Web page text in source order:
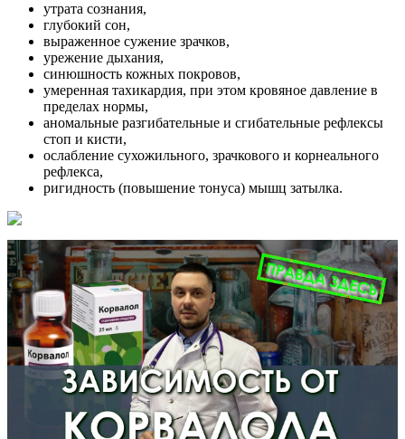
утрата сознания,
глубокий сон,
выраженное сужение зрачков,
урежение дыхания,
синюшность кожных покровов,
умеренная тахикардия, при этом кровяное давление в
пределах нормы,
аномальные разгибательные и сгибательные рефлексы
стоп и кисти,
ослабление сухожильного, зрачкового и корнеального
рефлекса,
ригидность (повышение тонуса) мышц затылка.